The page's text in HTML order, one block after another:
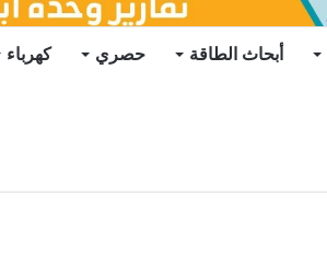
أبحاث الطاقة حصري كهرباء